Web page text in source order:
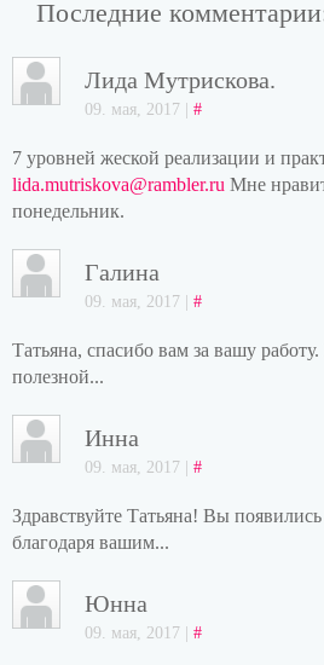
Последние
Лида Мутрискова.
09. мая, 2017 | #
7 уровней жеской реализации и
lida.mutriskova@rambler.ru Мне
понедельник.
Галина
09. мая, 2017 | #
Татьяна, спасибо вам за вашу
полезной...
Инна
09. мая, 2017 | #
Здравствуйте Татьяна! Вы
благодаря вашим...
Юнна
09. мая, 2017 | #